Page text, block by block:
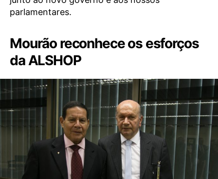
parlamentares.
Mourão reconhece os esforços
da ALSHOP